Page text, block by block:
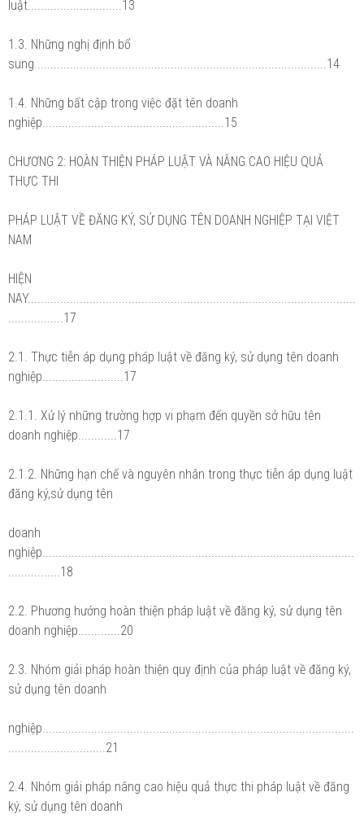
luật.............................13
1.3. Những nghị định bổ
sung..........................................................................................14
1.4. Những bất cập trong việc đặt tên doanh
nghiệp........................................................15
CHƯƠNG 2: HOÀN THIỆN PHÁP LUẬT VÀ NÂNG CAO HIỆU QUẢ
THỰC THI
PHÁP LUẬT VỀ ĐĂNG KÝ, SỬ DỤNG TÊN DOANH NGHIỆP TẠI VIỆT
NAM
HIỆN
NAY.....................................................................................................
.................17
2.1. Thực tiễn áp dụng pháp luật về đăng ký, sử dụng tên doanh
nghiệp.........................17
2.1.1. Xử lý những trường hợp vi phạm đến quyền sở hữu tên
doanh nghiệp............17
2.1.2. Những hạn chế và nguyên nhân trong thực tiễn áp dụng luật
đăng ký,sử dụng tên
doanh
nghiệp................................................................................................
................18
2.2. Phương hướng hoàn thiện pháp luật về đăng ký, sử dụng tên
doanh nghiệp.............20
2.3. Nhóm giải pháp hoàn thiện quy định của pháp luật về đăng ký,
sử dụng tên doanh
nghiệp................................................................................................
..............................21
2.4. Nhóm giải pháp nâng cao hiệu quả thực thi pháp luật về đăng
ký, sử dụng tên doanh